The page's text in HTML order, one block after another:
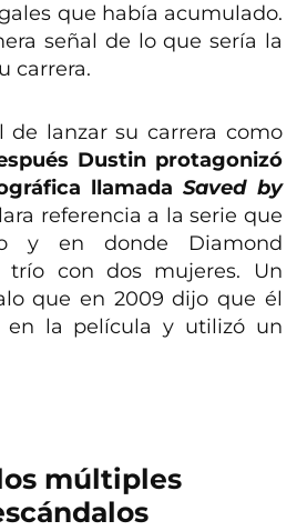
que había acumulado.
señal de lo que sería la
carrera.
de lanzar su carrera como
Dustin protagonizó
llamadaSaved by
referencia a la serie que
y en donde Diamond
trío con dos mujeres. Un
que en 2009 dijo que él
en la película y utilizó un
múltiples